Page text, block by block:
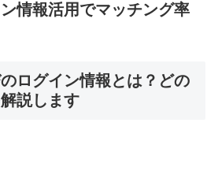
情報活用でマッチング率
ログイン情報とは？どの
説します